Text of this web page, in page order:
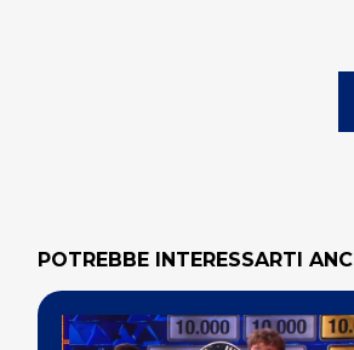
POTREBBE INTERESSARTI